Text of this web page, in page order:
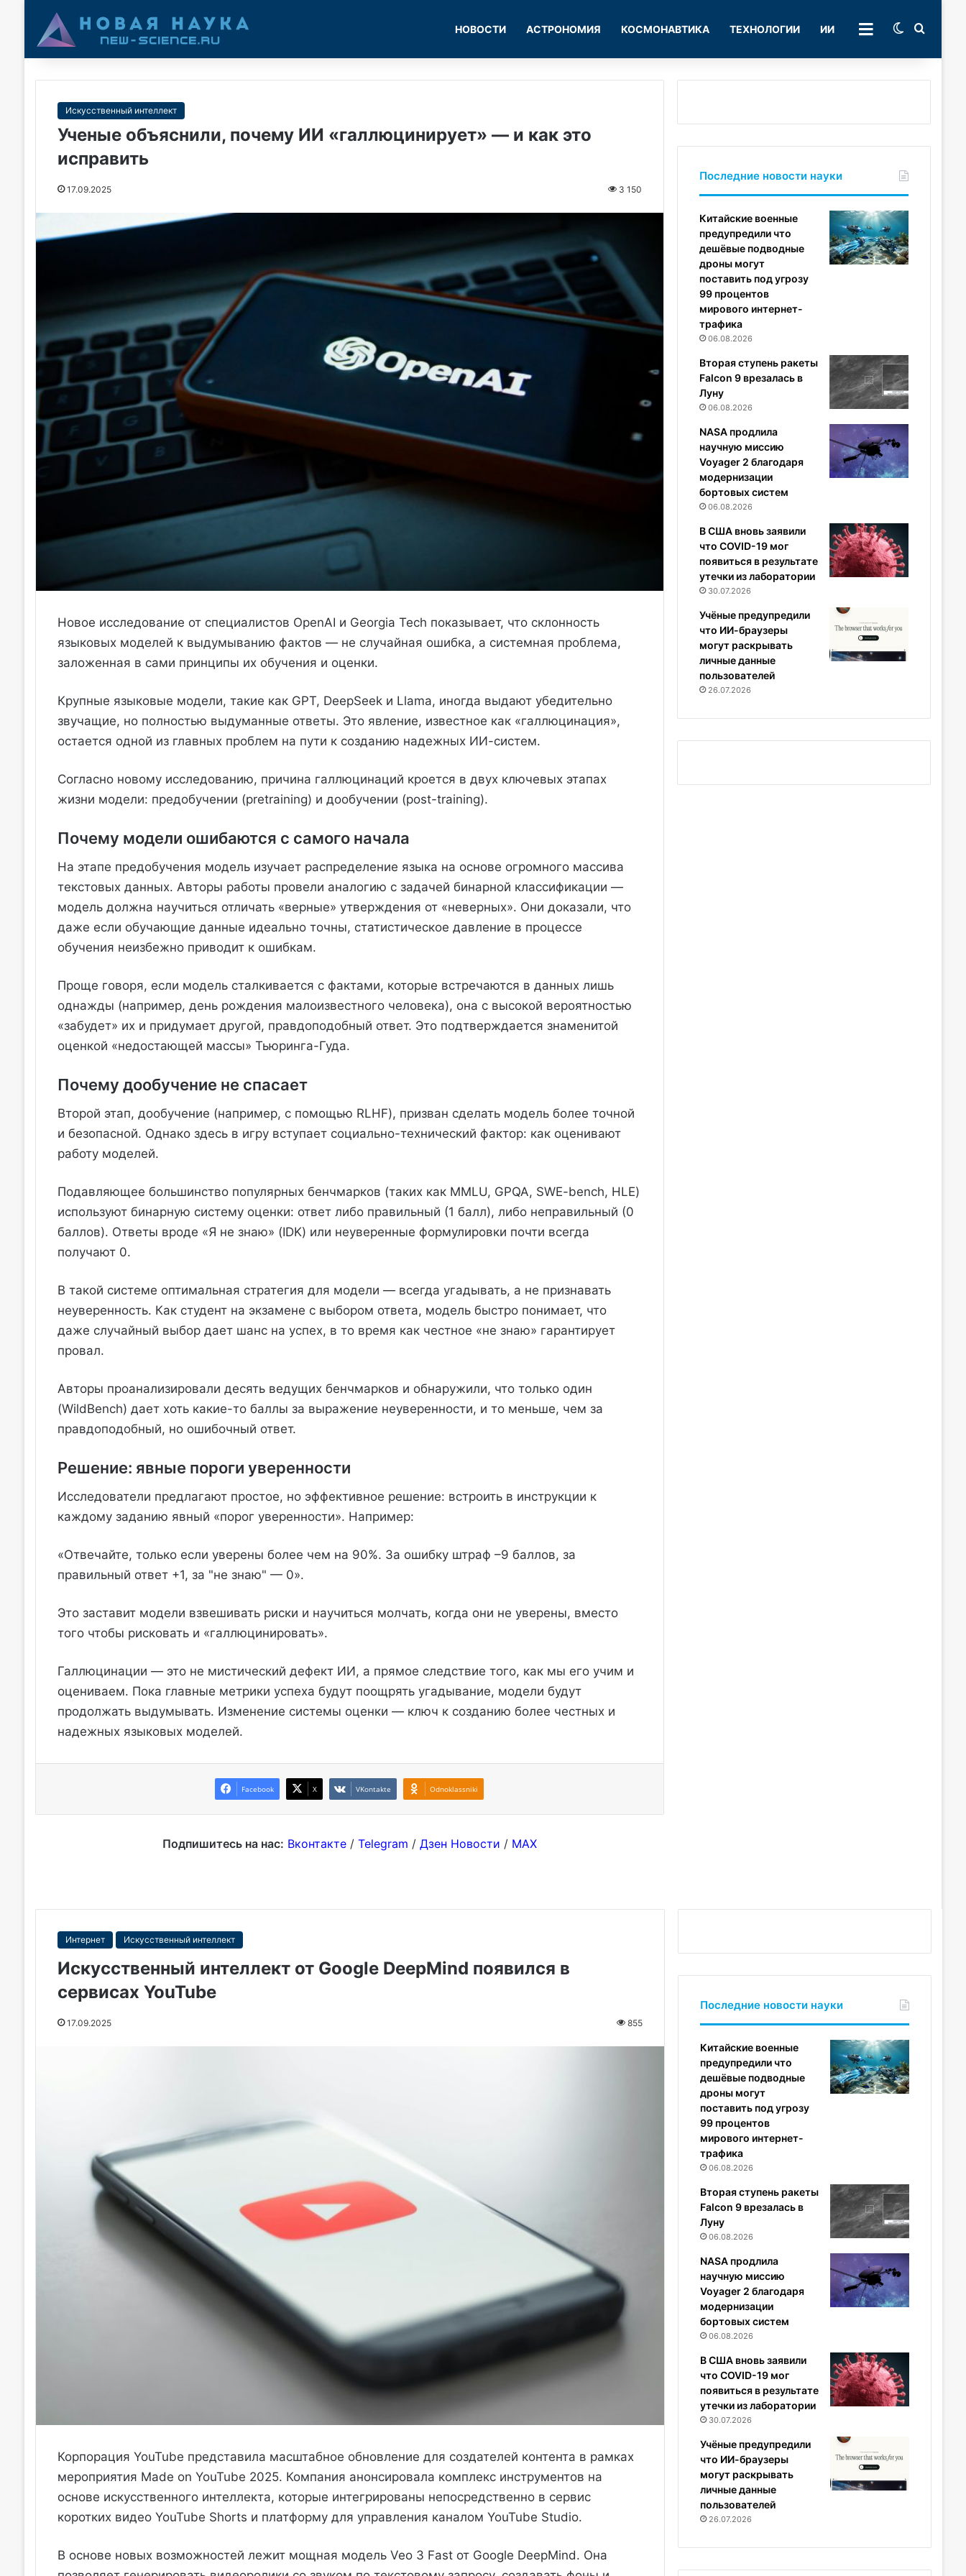
НОВОСТИ АСТРОНОМИЯ КОСМОНАВТИКА ТЕХНОЛОГИИ ИИ РУБРИКИSwitch skin
Искусственный интеллект
Ученые объяснили, почему ИИ «галлюцинирует» — и как это
исправить
17.09.2025 3 150
Новое исследование от специалистов OpenAI и Georgia Tech показывает, что склонность
языковых моделей к выдумыванию фактов — не случайная ошибка, а системная проблема,
заложенная в сами принципы их обучения и оценки.
Крупные языковые модели, такие как GPT, DeepSeek и Llama, иногда выдают убедительно
звучащие, но полностью выдуманные ответы. Это явление, известное как «галлюцинация»,
остается одной из главных проблем на пути к созданию надежных ИИ-систем.
Согласно новому исследованию, причина галлюцинаций кроется в двух ключевых этапах
жизни модели: предобучении (pretraining) и дообучении (post-training).
Почему модели ошибаются с самого начала
На этапе предобучения модель изучает распределение языка на основе огромного массива
текстовых данных. Авторы работы провели аналогию с задачей бинарной классификации —
модель должна научиться отличать «верные» утверждения от «неверных». Они доказали, что
даже если обучающие данные идеально точны, статистическое давление в процессе
обучения неизбежно приводит к ошибкам.
Проще говоря, если модель сталкивается с фактами, которые встречаются в данных лишь
однажды (например, день рождения малоизвестного человека), она с высокой вероятностью
«забудет» их и придумает другой, правдоподобный ответ. Это подтверждается знаменитой
оценкой «недостающей массы» Тьюринга-Гуда.
Почему дообучение не спасает
Второй этап, дообучение (например, с помощью RLHF), призван сделать модель более точной
и безопасной. Однако здесь в игру вступает социально-технический фактор: как оценивают
работу моделей.
Подавляющее большинство популярных бенчмарков (таких как MMLU, GPQA, SWE-bench, HLE)
используют бинарную систему оценки: ответ либо правильный (1 балл), либо неправильный (0
баллов). Ответы вроде «Я не знаю» (IDK) или неуверенные формулировки почти всегда
получают 0.
В такой системе оптимальная стратегия для модели — всегда угадывать, а не признавать
неуверенность. Как студент на экзамене с выбором ответа, модель быстро понимает, что
даже случайный выбор дает шанс на успех, в то время как честное «не знаю» гарантирует
провал.
Авторы проанализировали десять ведущих бенчмарков и обнаружили, что только один
(WildBench) дает хоть какие-то баллы за выражение неуверенности, и то меньше, чем за
правдоподобный, но ошибочный ответ.
Решение: явные пороги уверенности
Исследователи предлагают простое, но эффективное решение: встроить в инструкции к
каждому заданию явный «порог уверенности». Например:
«Отвечайте, только если уверены более чем на 90%. За ошибку штраф –9 баллов, за
правильный ответ +1, за "не знаю" — 0».
Это заставит модели взвешивать риски и научиться молчать, когда они не уверены, вместо
того чтобы рисковать и «галлюцинировать».
Галлюцинации — это не мистический дефект ИИ, а прямое следствие того, как мы его учим и
оцениваем. Пока главные метрики успеха будут поощрять угадывание, модели будут
продолжать выдумывать. Изменение системы оценки — ключ к созданию более честных и
надежных языковых моделей.
Facebook X VKontakte Odnoklassniki
Подпишитесь на нас: Вконтакте/ Telegram / Дзен Новости / MAX
Последние новости науки
Китайские военные
предупредили что
дешёвые подводные
дроны могут
поставить под угрозу
99 процентов
мирового интернет-
трафика
06.08.2026
Вторая ступень ракеты
Falcon 9 врезалась в
Луну
06.08.2026
NASA продлила
научную миссию
Voyager 2 благодаря
модернизации
бортовых систем
06.08.2026
В США вновь заявили
что COVID-19 мог
появиться в результате
утечки из лаборатории
30.07.2026
Учёные предупредили
что ИИ-браузеры
могут раскрывать
личные данные
пользователей
26.07.2026